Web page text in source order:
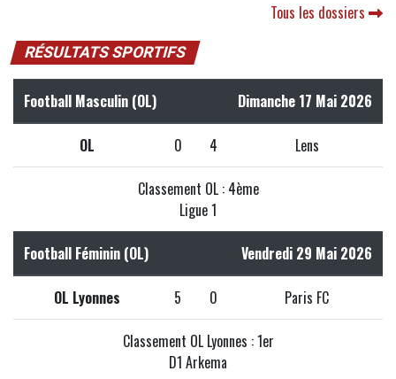
Tous les dossiers
RÉSULTATS SPORTIFS
Football Masculin (OL) Dimanche 17 Mai 2026
OL 0 4 Lens
Classement OL : 4ème
Ligue 1
Football Féminin (OL) Vendredi 29 Mai 2026
OL Lyonnes 5 0 Paris FC
Classement OL Lyonnes : 1er
D1 Arkema